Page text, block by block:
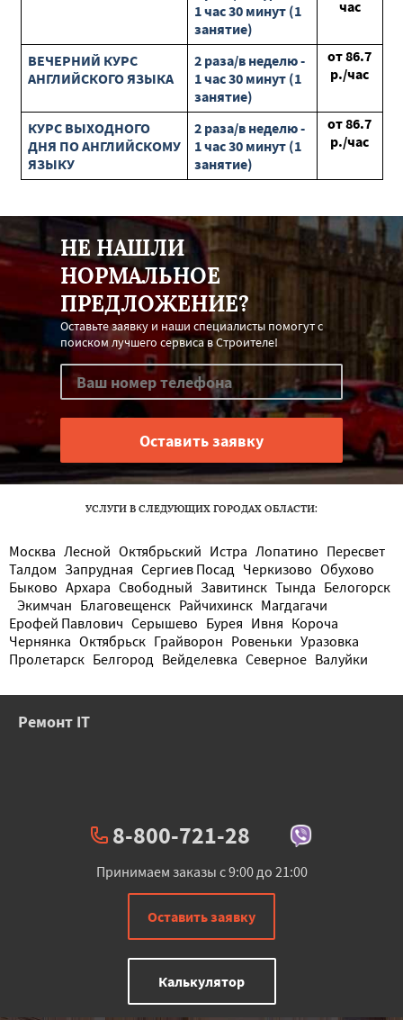
1 час 30 минут (1
занятие)
час
ВЕЧЕРНИЙ КУРС
АНГЛИЙСКОГО ЯЗЫКА
2 раза/в неделю -
1 час 30 минут (1
занятие)
от86.7
р./час
КУРС ВЫХОДНОГО
ДНЯ ПО АНГЛИЙСКОМУ
ЯЗЫКУ
2 раза/в неделю -
1 час 30 минут (1
занятие)
от86.7
р./час
НЕ НАШЛИ
НОРМАЛЬНОЕ
ПРЕДЛОЖЕНИЕ?
Оставьте заявку и наши специалисты помогут с
поиском лучшего сервиса в Строителе!
УСЛУГИ В СЛЕДУЮЩИХ ГОРОДАХ ОБЛАСТИ:
Москва Лесной Октябрьский Истра Лопатино Пересвет
Талдом Запрудная Сергиев Посад Черкизово Обухово
Быково Архара Свободный Завитинск Тында Белогорск
Экимчан Благовещенск Райчихинск Магдагачи
Ерофей Павлович Серышево Бурея Ивня Короча
Чернянка Октябрьск Грайворон Ровеньки Уразовка
Пролетарск Белгород Вейделевка Северное Валуйки
Ремонт IT
8-800-721-28
Принимаем заказы с 9:00 до 21:00
Оставить заявку
Калькулятор